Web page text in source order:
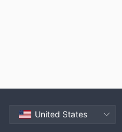
United States